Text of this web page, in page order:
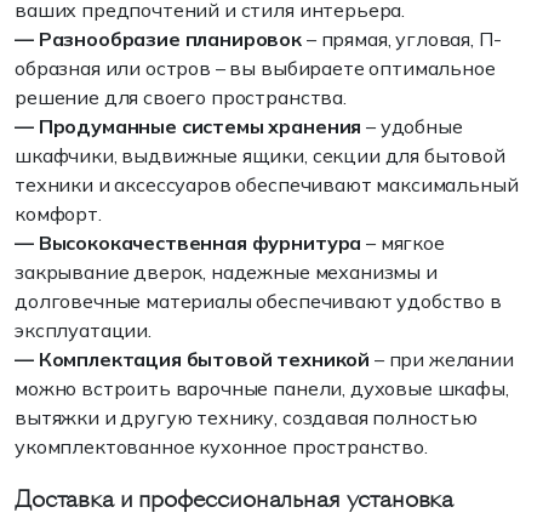
ваших предпочтений и стиля интерьера.
— Разнообразие планировок – прямая, угловая, П-
образная или остров – вы выбираете оптимальное
решение для своего пространства.
— Продуманные системы хранения – удобные
шкафчики, выдвижные ящики, секции для бытовой
техники и аксессуаров обеспечивают максимальный
комфорт.
— Высококачественная фурнитура – мягкое
закрывание дверок, надежные механизмы и
долговечные материалы обеспечивают удобство в
эксплуатации.
— Комплектация бытовой техникой – при желании
можно встроить варочные панели, духовые шкафы,
вытяжки и другую технику, создавая полностью
укомплектованное кухонное пространство.
Доставка и профессиональная установка